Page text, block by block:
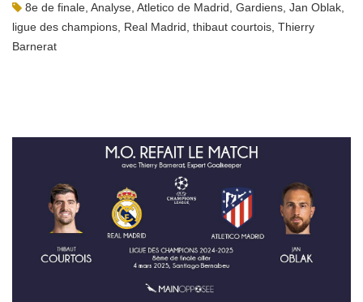
8e de finale Analyse Atletico de Madrid Gardiens Jan Oblak
ligue des champions Real Madrid thibaut courtois Thierry
Barnerat